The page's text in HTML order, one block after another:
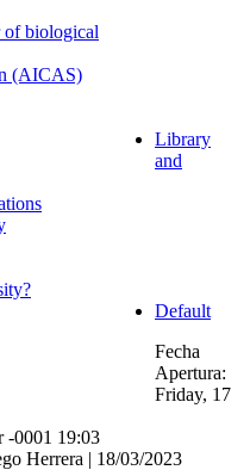
of biological
(AICAS)
Library
and
Default
Fecha
Apertura:
Friday, 17
-0001 19:03
Herrera | 18/03/2023